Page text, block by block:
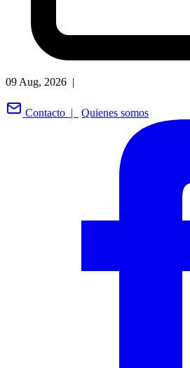
09 Aug, 2026 |
Contacto | Quienes somos